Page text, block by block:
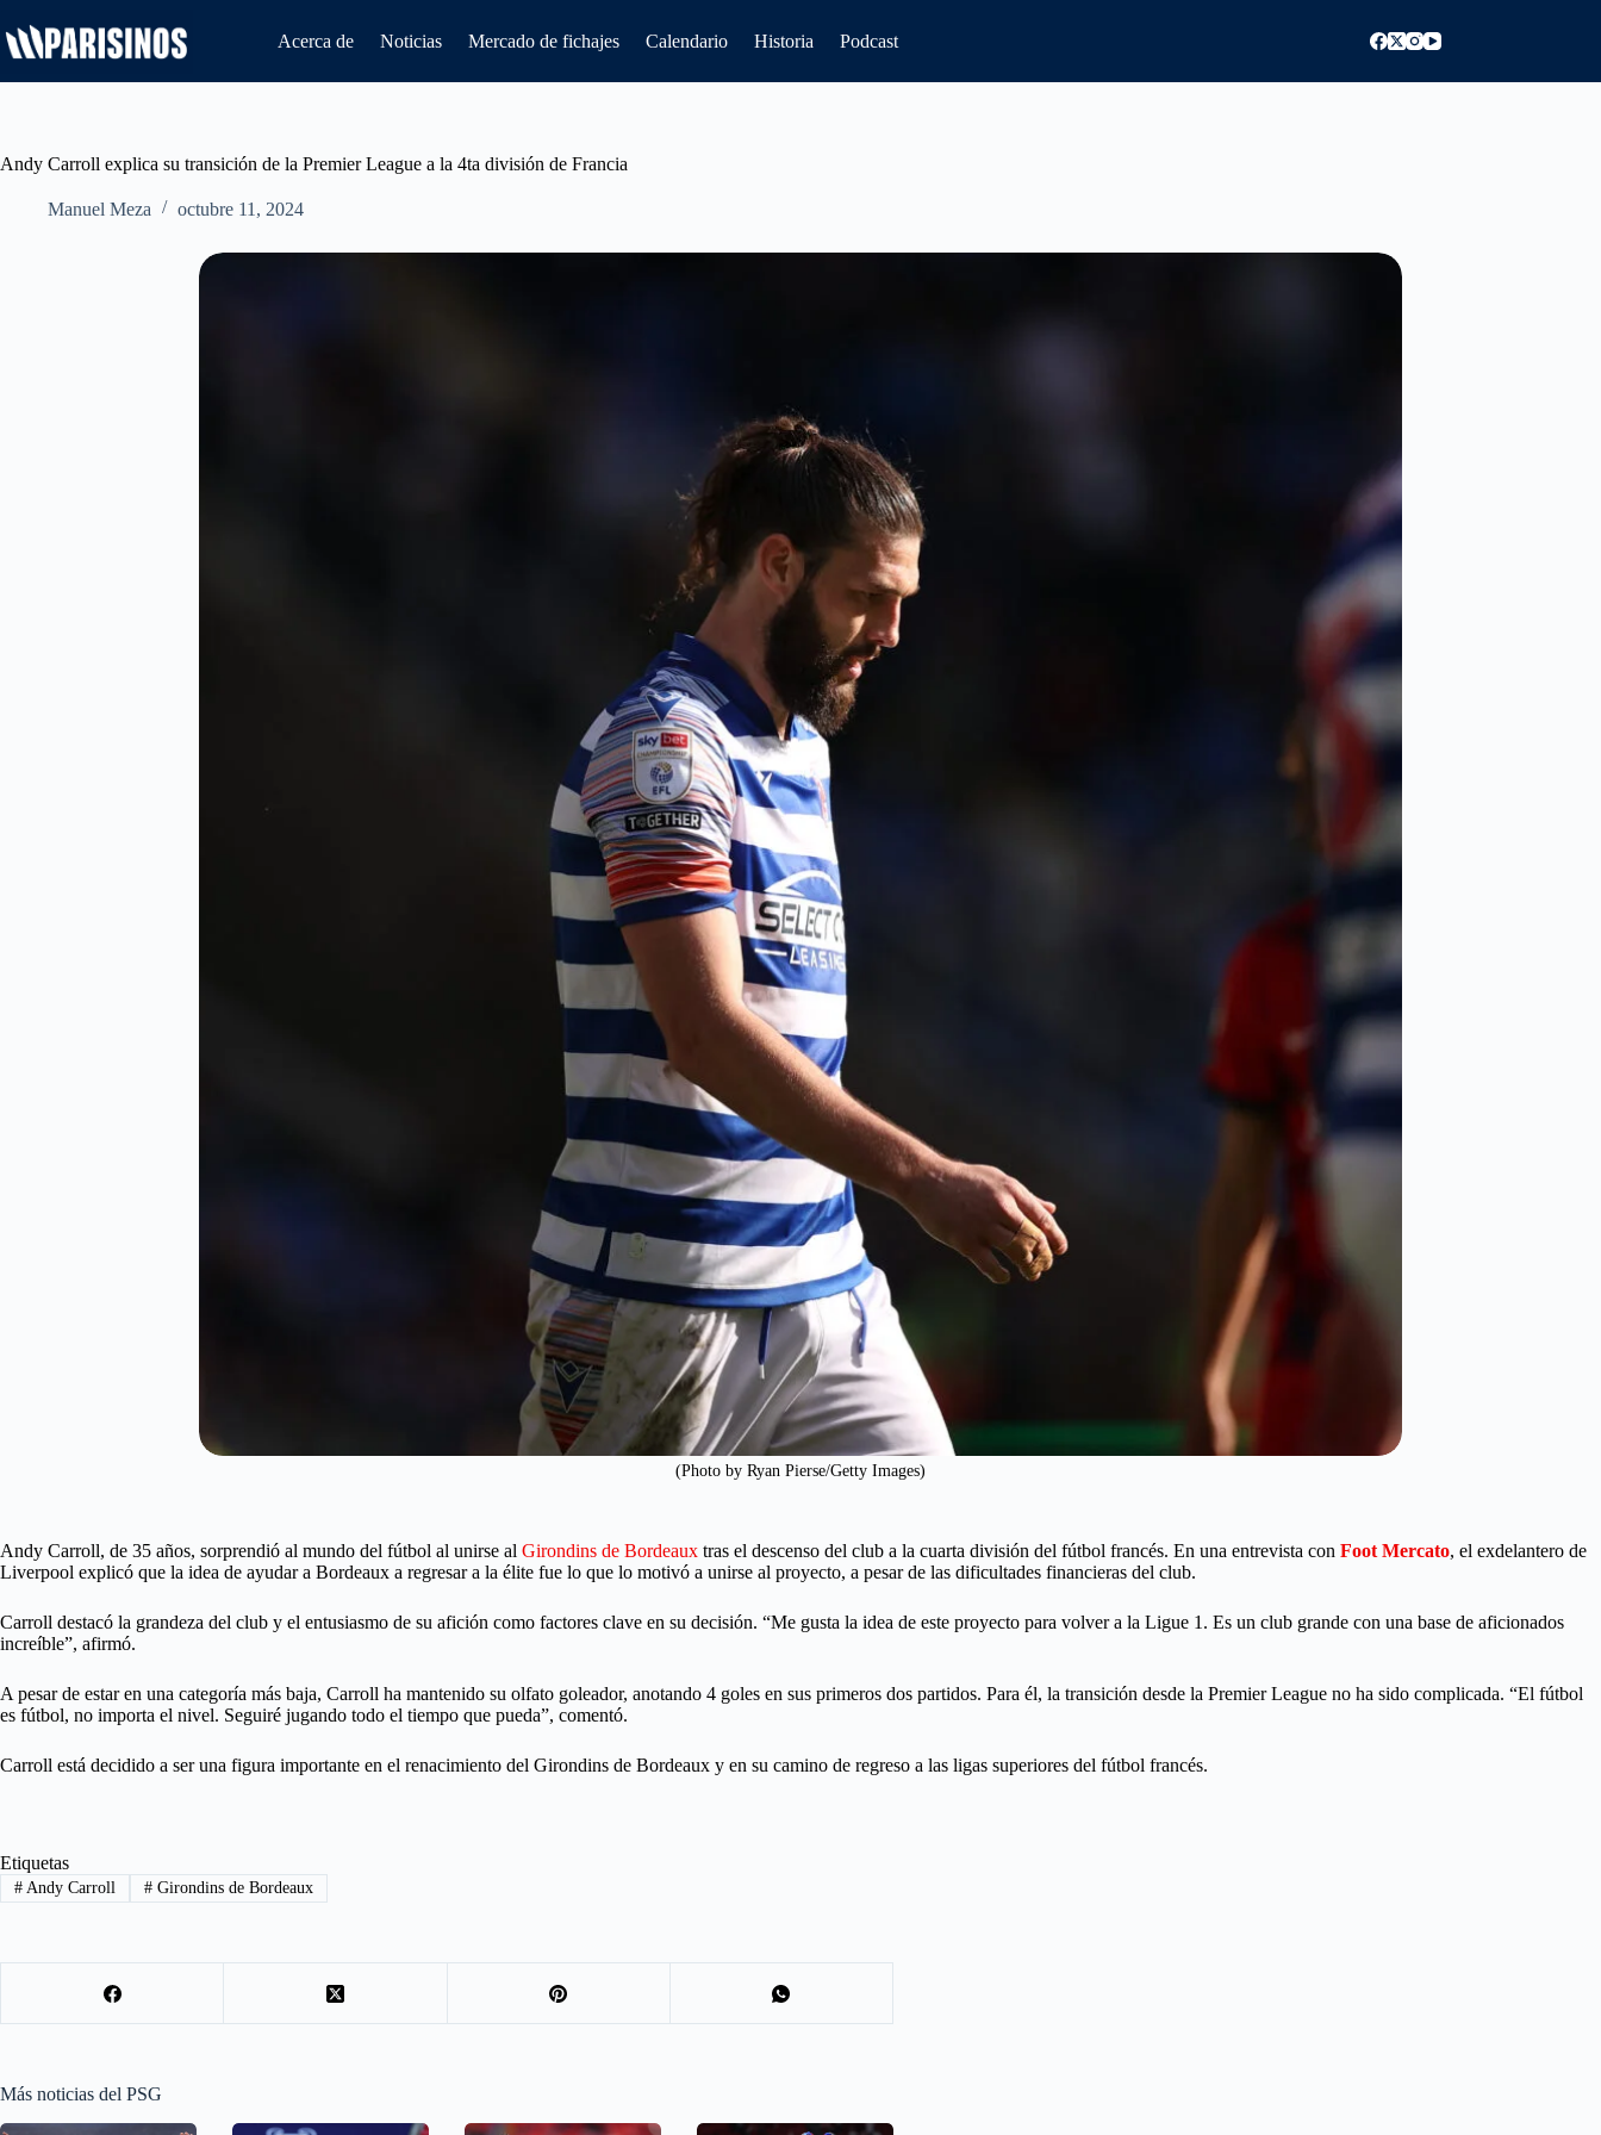
al
contenido
Acerca de Noticias Mercado de fichajes Calendario Historia Podcast
Andy Carroll explica su transición de la Premier League a la 4ta división de Francia
Manuel Meza octubre 11, 2024
(Photo by Ryan Pierse/Getty Images)
Andy Carroll, de 35 años, sorprendió al mundo del fútbol al unirse al Girondins de Bordeaux tras el descenso del club a la cuarta división del fútbol francés. En una entrevista con Foot Mercato, el exdelantero de
Liverpool explicó que la idea de ayudar a Bordeaux a regresar a la élite fue lo que lo motivó a unirse al proyecto, a pesar de las dificultades financieras del club.
Carroll destacó la grandeza del club y el entusiasmo de su afición como factores clave en su decisión. “Me gusta la idea de este proyecto para volver a la Ligue 1. Es un club grande con una base de aficionados
increíble”, afirmó.
A pesar de estar en una categoría más baja, Carroll ha mantenido su olfato goleador, anotando 4 goles en sus primeros dos partidos. Para él, la transición desde la Premier League no ha sido complicada. “El fútbol
es fútbol, no importa el nivel. Seguiré jugando todo el tiempo que pueda”, comentó.
Carroll está decidido a ser una figura importante en el renacimiento del Girondins de Bordeaux y en su camino de regreso a las ligas superiores del fútbol francés.
Etiquetas
#Andy Carroll #Girondins de Bordeaux
Más noticias del PSG